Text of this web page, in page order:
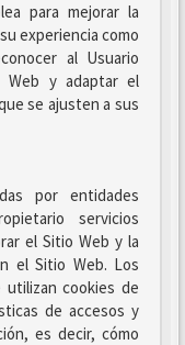
para mejorar la
experiencia como
al Usuario
Web y adaptar el
se ajusten a sus
por entidades
servicios
el Sitio Web y la
el Sitio Web. Los
cookies de
de accesos y
es decir, cómo